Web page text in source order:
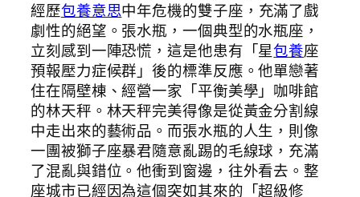
經歷包養意思中年危機的雙子座，充滿了戲
劇性的絕望。張水瓶，一個典型的水瓶座，
立刻感到一陣恐慌，這是他患有「星包養座
預報壓力症候群」後的標準反應。他單戀著
住在隔壁棟、經營一家「平衡美學」咖啡館
的林天秤。林天秤完美得像是從黃金分割線
中走出來的藝術品。而張水瓶的人生，則像
一團被獅子座暴君隨意亂踢的毛線球，充滿
了混亂與錯位。他衝到窗邊，往外看去。整
座城市已經因為這個突如其來的「超級修